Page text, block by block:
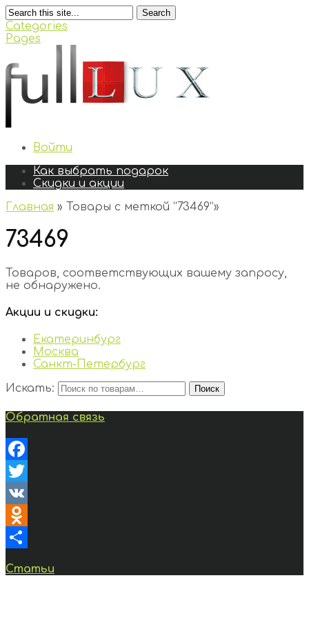
Search
Categories
Pages
Войти
Как выбрать подарок
Скидки и акции
Главная » Товары с меткой “73469”»
73469
Товаров, соответствующих вашему запросу,
не обнаружено.
Акции и скидки:
Екатеринбург
Москва
Санкт-Петербург
Искать:
Поиск
Обратная связь
Facebook
Twitter
VK
Odnoklassniki
Статьи